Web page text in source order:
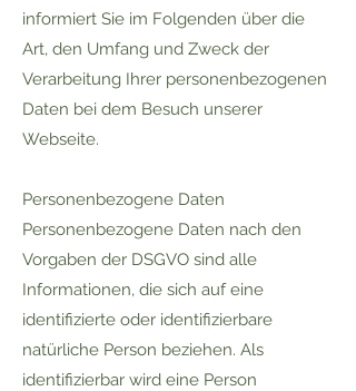
informiert Sie im Folgenden über die
Art, den Umfang und Zweck der
Verarbeitung Ihrer personenbezogenen
Daten bei dem Besuch unserer
Webseite.
Personenbezogene Daten
Personenbezogene Daten nach den
Vorgaben der DSGVO sind alle
Informationen, die sich auf eine
identifizierte oder identifizierbare
natürliche Person beziehen. Als
identifizierbar wird eine Person